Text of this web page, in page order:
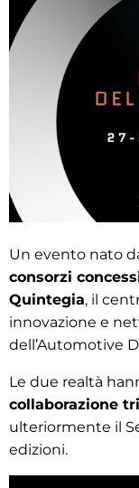
Un evento nato
consorzi
Quintegia, il
innovazione e
dell’Automotive
Le due realtà
collaborazione
ulteriormente il
edizioni.